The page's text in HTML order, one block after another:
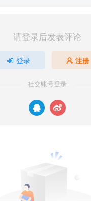
请登录后发表评论
登录 注册
社交账号登录